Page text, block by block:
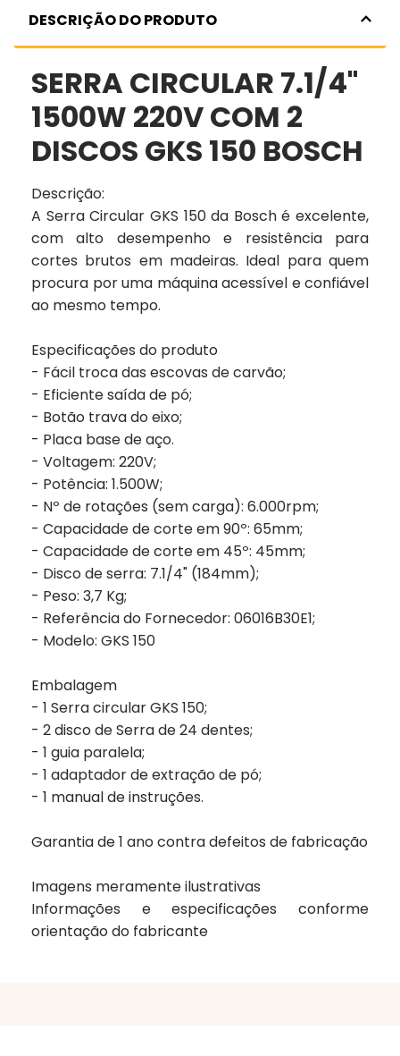
DESCRIÇÃO DO PRODUTO
SERRA CIRCULAR 7.1/4"
1500W 220V COM 2
DISCOS GKS 150 BOSCH
Descrição:
A Serra Circular GKS 150 da Bosch é excelente,
com alto desempenho e resistência para
cortes brutos em madeiras. Ideal para quem
procura por uma máquina acessível e confiável
ao mesmo tempo.
Especificações do produto
- Fácil troca das escovas de carvão;
- Eficiente saída de pó;
- Botão trava do eixo;
- Placa base de aço.
- Voltagem: 220V;
- Potência: 1.500W;
- Nº de rotações (sem carga): 6.000rpm;
- Capacidade de corte em 90º: 65mm;
- Capacidade de corte em 45º: 45mm;
- Disco de serra: 7.1/4" (184mm);
- Peso: 3,7 Kg;
- Referência do Fornecedor: 06016B30E1;
- Modelo: GKS 150
Embalagem
- 1 Serra circular GKS 150;
- 2 disco de Serra de 24 dentes;
- 1 guia paralela;
- 1 adaptador de extração de pó;
- 1 manual de instruções.
Garantia de1 anocontra defeitos de fabricação
Imagens meramente ilustrativas
Informações e especificações conforme
orientação do fabricante